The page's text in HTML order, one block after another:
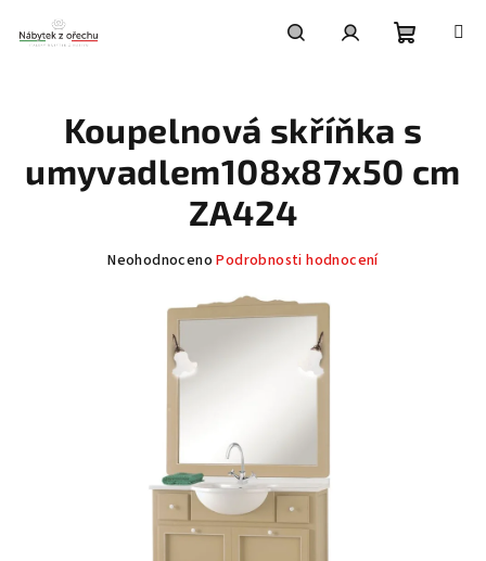
obsah
košík
Koupelnová skříňka s
umyvadlem108x87x50 cm
ZA424
Průměrné
produktu
Neohodnoceno Podrobnosti hodnocení